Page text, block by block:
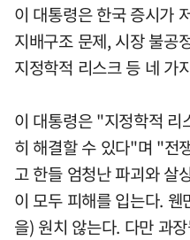
이 대통령은 한국 증시가
지배구조 문제, 시장 불공
지정학적 리스크 등 네 가
이 대통령은 "지정학적 리
히 해결할 수 있다"며 "전
고 한들 엄청난 파괴와 살
이 모두 피해를 입는다.
을) 원치 않는다. 다만 과